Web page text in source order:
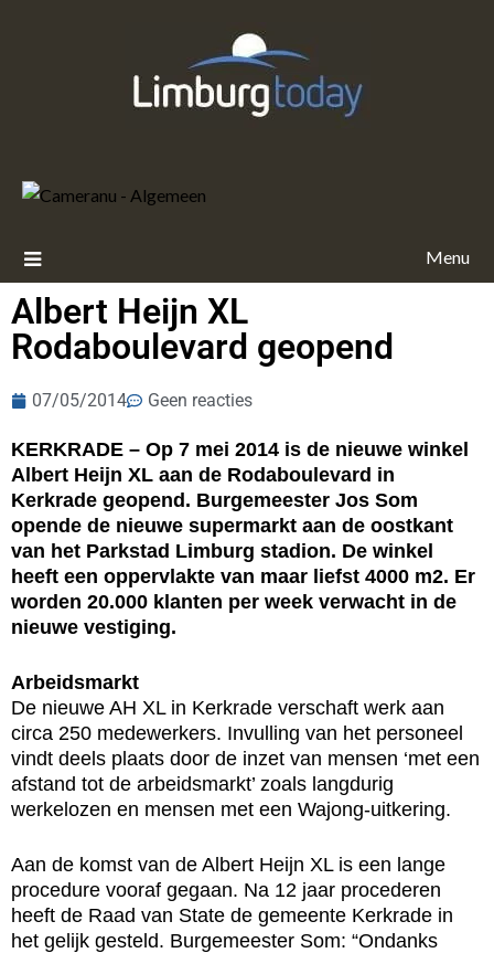
Menu
Albert Heijn XL
Rodaboulevard geopend
07/05/2014 Geen reacties
KERKRADE – Op 7 mei 2014 is de nieuwe winkel
Albert Heijn XL aan de Rodaboulevard in
Kerkrade geopend. Burgemeester Jos Som
opende de nieuwe supermarkt aan de oostkant
van het Parkstad Limburg stadion. De winkel
heeft een oppervlakte van maar liefst 4000 m2. Er
worden 20.000 klanten per week verwacht in de
nieuwe vestiging.
Arbeidsmarkt
De nieuwe AH XL in Kerkrade verschaft werk aan
circa 250 medewerkers. Invulling van het personeel
vindt deels plaats door de inzet van mensen ‘met een
afstand tot de arbeidsmarkt’ zoals langdurig
werkelozen en mensen met een Wajong-uitkering.
Aan de komst van de Albert Heijn XL is een lange
procedure vooraf gegaan. Na 12 jaar procederen
heeft de Raad van State de gemeente Kerkrade in
het gelijk gesteld. Burgemeester Som: “Ondanks